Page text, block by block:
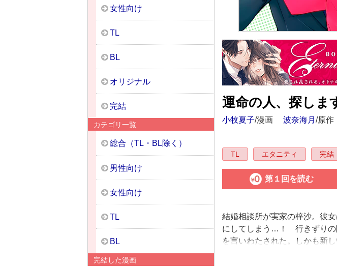
運命の人、探しま
小牧夏子/漫画 波奈海月 /原作
TL エタニティ 完結
第１回を読む
結婚相談所が実家の梓沙。彼
にしてしまう…！ 行きずりの
を言いわたされた。しかも新
女性向け
TL
BL
オリジナル
完結
カテゴリ一覧
総合（TL・BL除く）
男性向け
女性向け
TL
BL
完結した漫画